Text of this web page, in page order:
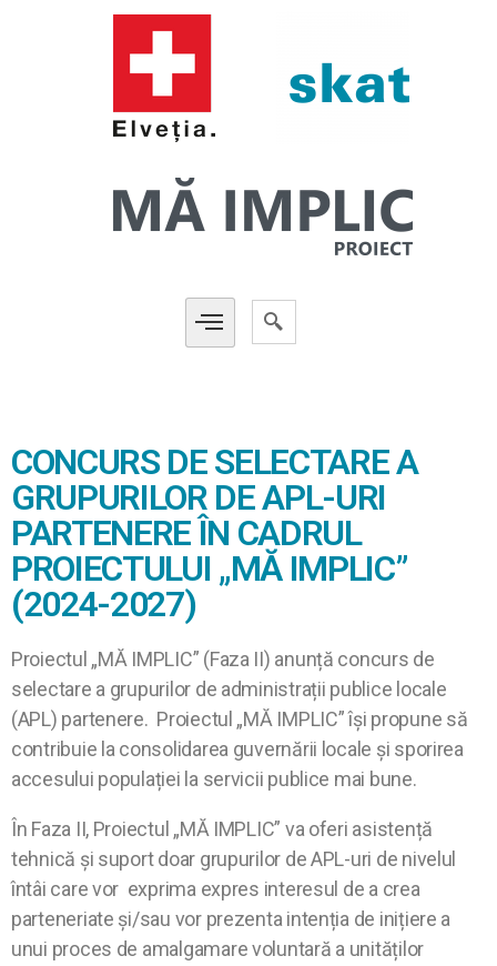
CONCURS DE SELECTARE A
GRUPURILOR DE APL-URI
PARTENERE ÎN CADRUL
PROIECTULUI „MĂ IMPLIC”
(2024-2027)
Proiectul „MĂ IMPLIC” (Faza II) anunță concurs de
selectare a grupurilor de administrații publice locale
(APL) partenere. Proiectul „MĂ IMPLIC” își propune să
contribuie la consolidarea guvernării locale și sporirea
accesului populației la servicii publice mai bune.
În Faza II, Proiectul „MĂ IMPLIC” va oferi asistență
tehnică și suport doar grupurilor de APL-uri de nivelul
întâi care vor exprima expres interesul de a crea
parteneriate și/sau vor prezenta intenția de inițiere a
unui proces de amalgamare voluntară a unităților